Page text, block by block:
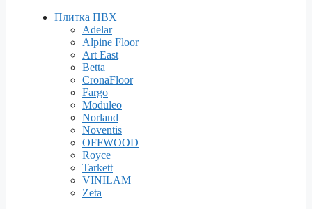
Плитка ПВХ
Adelar
Alpine Floor
Art East
Betta
CronaFloor
Fargo
Moduleo
Norland
Noventis
OFFWOOD
Royce
Tarkett
VINILAM
Zeta